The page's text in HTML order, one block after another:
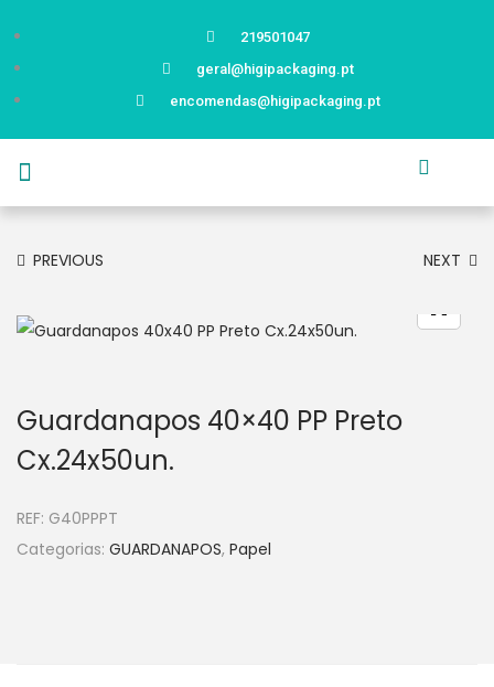
219501047
geral@higipackaging.pt
encomendas@higipackaging.pt
PREVIOUS NEXT
Guardanapos 40×40 PP Preto
Cx.24x50un.
REF: G40PPPT
Categorias: GUARDANAPOS, Papel